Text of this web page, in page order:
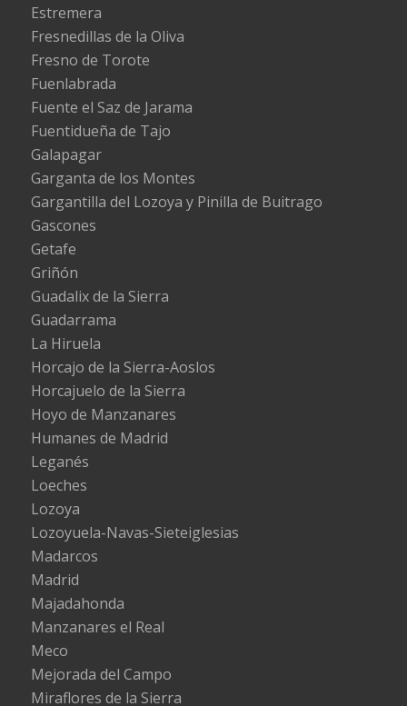
Estremera
Fresnedillas de la Oliva
Fresno de Torote
Fuenlabrada
Fuente el Saz de Jarama
Fuentidueña de Tajo
Galapagar
Garganta de los Montes
Gargantilla del Lozoya y Pinilla de Buitrago
Gascones
Getafe
Griñón
Guadalix de la Sierra
Guadarrama
La Hiruela
Horcajo de la Sierra-Aoslos
Horcajuelo de la Sierra
Hoyo de Manzanares
Humanes de Madrid
Leganés
Loeches
Lozoya
Lozoyuela-Navas-Sieteiglesias
Madarcos
Madrid
Majadahonda
Manzanares el Real
Meco
Mejorada del Campo
Miraflores de la Sierra